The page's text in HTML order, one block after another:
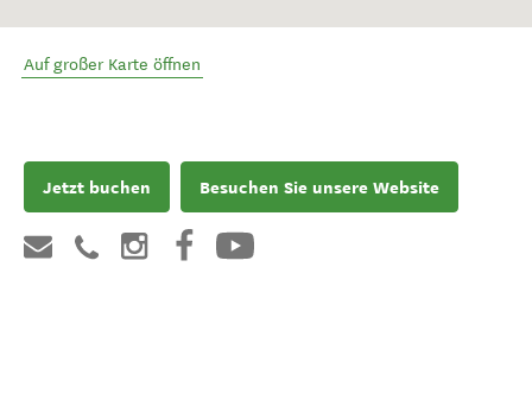
Auf großer Karte öffnen
Jetzt buchen Besuchen Sie unsere Website